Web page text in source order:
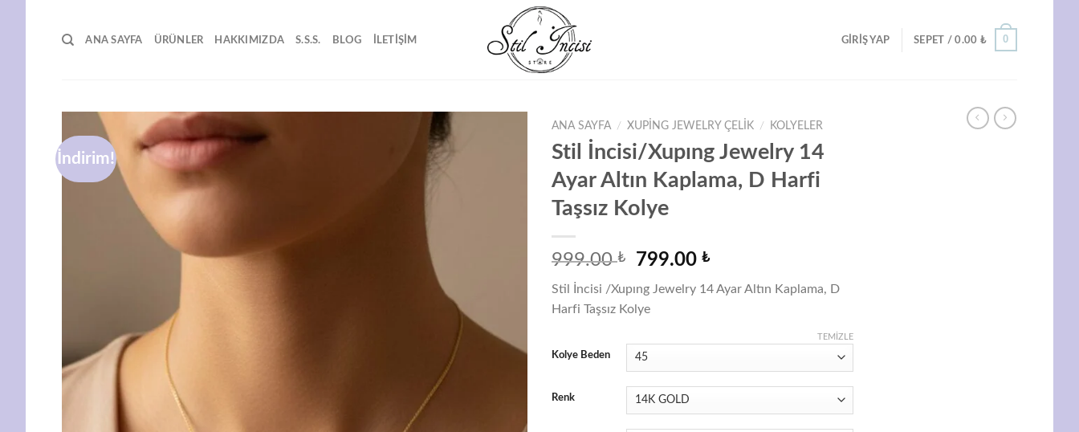
ANA SAYFA ÜRÜNLER HAKKIMIZDA S.S.S. BLOG İLETIŞIM GIRIŞ YAP SEPET /0.00 ₺ 0
İndirim!
ANA SAYFA / XUPING JEWELRY ÇELIK / KOLYELER
Stil İncisi/Xupıng Jewelry 14
Ayar Altın Kaplama, D Harfi
Taşsız Kolye
999.00₺
Orijinal
999.00 ₺.
799.00₺Şu
fiyat:
Stil İncisi /Xupıng Jewelry 14 Ayar Altın Kaplama, D
Harfi Taşsız Kolye
Kolye Beden
Renk
TEMIZLE